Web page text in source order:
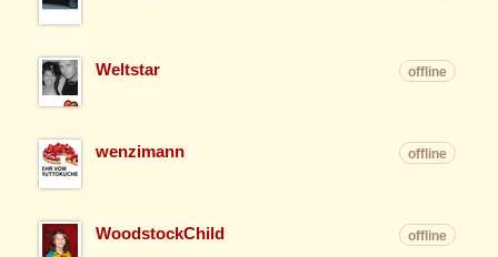
Weltstar offline
wenzimann offline
WoodstockChild offline